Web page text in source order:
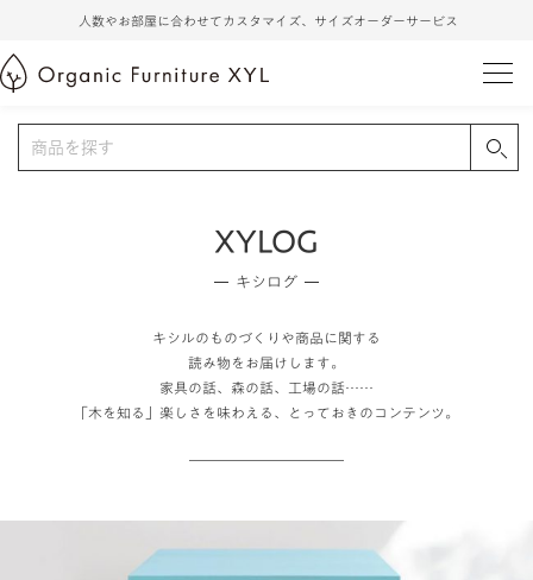
人数やお部屋に合わせてカスタマイズ、サイズオーダーサービス
XYLOG
キシログ
キシルのものづくりや商品に関する
読み物をお届けします。
家具の話、森の話、工場の話……
「木を知る」楽しさを味わえる、とっておきのコンテンツ。